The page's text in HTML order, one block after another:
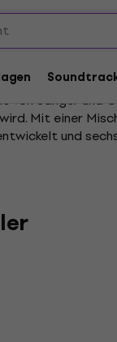
von Sänger
Mit einer
und